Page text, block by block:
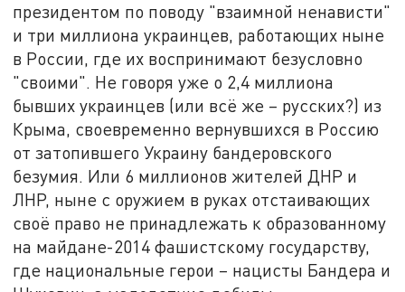
президентом по поводу "взаимной ненависти"
и три миллиона украинцев, работающих ныне
в России, где их воспринимают безусловно
"своими". Не говоря уже о 2,4 миллиона
бывших украинцев (или всё же – русских?) из
Крыма, своевременно вернувшихся в Россию
от затопившего Украину бандеровского
безумия. Или 6 миллионов жителей ДНР и
ЛНР, ныне с оружием в руках отстаивающих
своё право не принадлежать к образованному
на майдане-2014 фашистскому государству,
где национальные герои – нацисты Бандера и